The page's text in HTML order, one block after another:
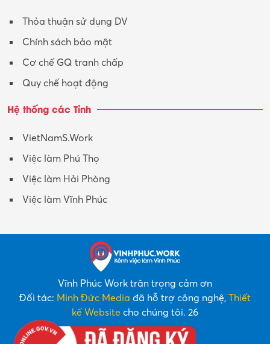
Thỏa thuận sử dụng DV
Chính sách bảo mật
Cơ chế GQ tranh chấp
Quy chế hoạt động
Hệ thống các Tỉnh
VietNamS.Work
Việc làm Phú Thọ
Việc làm Hải Phòng
Việc làm Vĩnh Phúc
Vĩnh Phúc Work trân trọng cảm ơn
Đối tác: Minh Đức Media đã hỗ trợ công nghệ, Thiết
kế Website cho chúng tôi. 26